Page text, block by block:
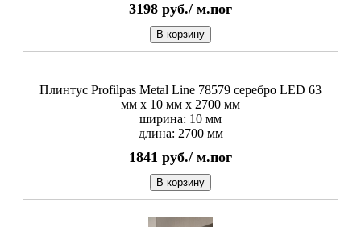
3198 руб./ м.пог
В корзину
Плинтус Profilpas Metal Line 78579 серебро LED 63
мм x 10 мм х 2700 мм
ширина: 10 мм
длина: 2700 мм
1841 руб./ м.пог
В корзину